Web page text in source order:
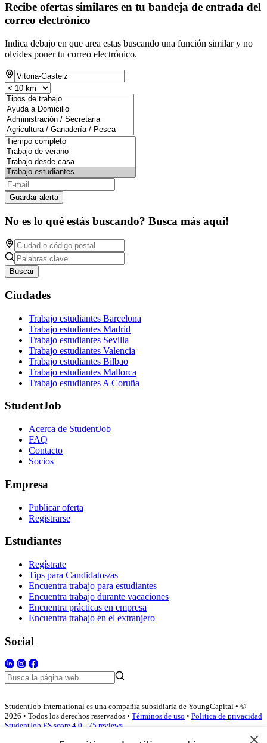
Recibe ofertas similares en tu bandeja de entrada del
correo electrónico
Indica debajo en que area estas buscando una función similar y no
olvides poner tu correo electrónico.
Guardar alerta
No es lo qué estás buscando? Busca más aquí!
Buscar
Ciudades
Trabajo estudiantes Barcelona
Trabajo estudiantes Madrid
Trabajo estudiantes Sevilla
Trabajo estudiantes Valencia
Trabajo estudiantes Bilbao
Trabajo estudiantes Mallorca
Trabajo estudiantes A Coruña
StudentJob
Acerca de StudentJob
FAQ
Contacto
Socios
Empresa
Publicar oferta
Registrarse
Estudiantes
Regístrate
Tips para Candidatos/as
Encuentra trabajo para estudiantes
Encuentra trabajo durante vacaciones
Encuentra prácticas en empresa
Encuentra trabajo en el extranjero
Social
StudentJob International es una compañía subsidiaria de YoungCapital • ©
2026 • Todos los derechos reservados • Términos de uso • Politica de privacidad
StudentJob ES score 4.0 - 75 reviews